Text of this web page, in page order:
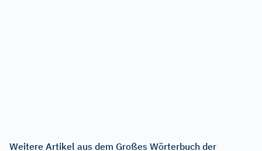
Weitere Artikel aus dem Großes Wörterbuch der